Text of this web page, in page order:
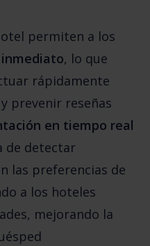
permiten a los
, lo que
rápidamente
prevenir reseñas
en tiempo real
de detectar
las preferencias de
a los hoteles
mejorando la